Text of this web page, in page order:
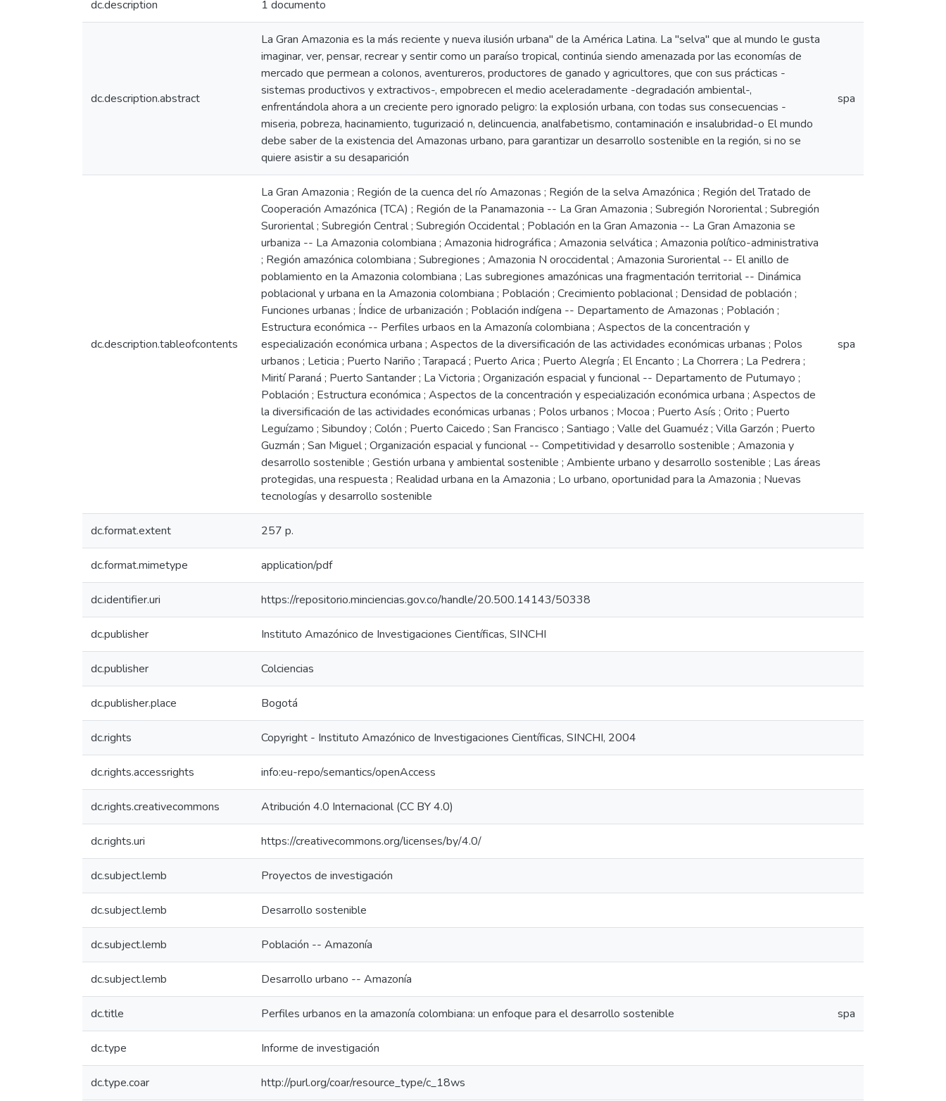
dc.description 1 documento
dc.description.abstract
La Gran Amazonia es la más reciente y nueva ilusión urbana" de la América Latina. La "selva" que al mundo le gusta
imaginar, ver, pensar, recrear y sentir como un paraíso tropical, continúa siendo amenazada por las economías de
mercado que permean a colonos, aventureros, productores de ganado y agricultores, que con sus prácticas -
sistemas productivos y extractivos-, empobrecen el medio aceleradamente -degradación ambiental-,
enfrentándola ahora a un creciente pero ignorado peligro: la explosión urbana, con todas sus consecuencias -
miseria, pobreza, hacinamiento, tugurizació n, delincuencia, analfabetismo, contaminación e insalubridad-o El mundo
debe saber de la existencia del Amazonas urbano, para garantizar un desarrollo sostenible en la región, si no se
quiere asistir a su desaparición
spa
dc.description.tableofcontents
La Gran Amazonia ; Región de la cuenca del río Amazonas ; Región de la selva Amazónica ; Región del Tratado de
Cooperación Amazónica (TCA) ; Región de la Panamazonia -- La Gran Amazonia ; Subregión Nororiental ; Subregión
Suroriental ; Subregión Central ; Subregión Occidental ; Población en la Gran Amazonia -- La Gran Amazonia se
urbaniza -- La Amazonia colombiana ; Amazonia hidrográfica ; Amazonia selvática ; Amazonia político-administrativa
; Región amazónica colombiana ; Subregiones ; Amazonia N oroccidental ; Amazonia Suroriental -- El anillo de
poblamiento en la Amazonia colombiana ; Las subregiones amazónicas una fragmentación territorial -- Dinámica
poblacional y urbana en la Amazonia colombiana ; Población ; Crecimiento poblacional ; Densidad de población ;
Funciones urbanas ; Índice de urbanización ; Población indígena -- Departamento de Amazonas ; Población ;
Estructura económica -- Perfiles urbaos en la Amazonía colombiana ; Aspectos de la concentración y
especialización económica urbana ; Aspectos de la diversificación de las actividades económicas urbanas ; Polos
urbanos ; Leticia ; Puerto Nariño ; Tarapacá ; Puerto Arica ; Puerto Alegría ; El Encanto ; La Chorrera ; La Pedrera ;
Mirití Paraná ; Puerto Santander ; La Victoria ; Organización espacial y funcional -- Departamento de Putumayo ;
Población ; Estructura económica ; Aspectos de la concentración y especialización económica urbana ; Aspectos de
la diversificación de las actividades económicas urbanas ; Polos urbanos ; Mocoa ; Puerto Asís ; Orito ; Puerto
Leguízamo ; Sibundoy ; Colón ; Puerto Caicedo ; San Francisco ; Santiago ; Valle del Guamuéz ; Villa Garzón ; Puerto
Guzmán ; San Miguel ; Organización espacial y funcional -- Competitividad y desarrollo sostenible ; Amazonia y
desarrollo sostenible ; Gestión urbana y ambiental sostenible ; Ambiente urbano y desarrollo sostenible ; Las áreas
protegidas, una respuesta ; Realidad urbana en la Amazonia ; Lo urbano, oportunidad para la Amazonia ; Nuevas
tecnologías y desarrollo sostenible
spa
dc.format.extent 257 p.
dc.format.mimetype application/pdf
dc.identifier.uri https://repositorio.minciencias.gov.co/handle/20.500.14143/50338
dc.publisher Instituto Amazónico de Investigaciones Científicas, SINCHI
dc.publisher Colciencias
dc.publisher.place Bogotá
dc.rights Copyright - Instituto Amazónico de Investigaciones Científicas, SINCHI, 2004
dc.rights.accessrights info:eu-repo/semantics/openAccess
dc.rights.creativecommons Atribución 4.0 Internacional (CC BY 4.0)
dc.rights.uri https://creativecommons.org/licenses/by/4.0/
dc.subject.lemb Proyectos de investigación
dc.subject.lemb Desarrollo sostenible
dc.subject.lemb Población -- Amazonía
dc.subject.lemb Desarrollo urbano -- Amazonía
dc.title Perfiles urbanos en la amazonía colombiana: un enfoque para el desarrollo sostenible spa
dc.type Informe de investigación
dc.type.coar http://purl.org/coar/resource_type/c_18ws